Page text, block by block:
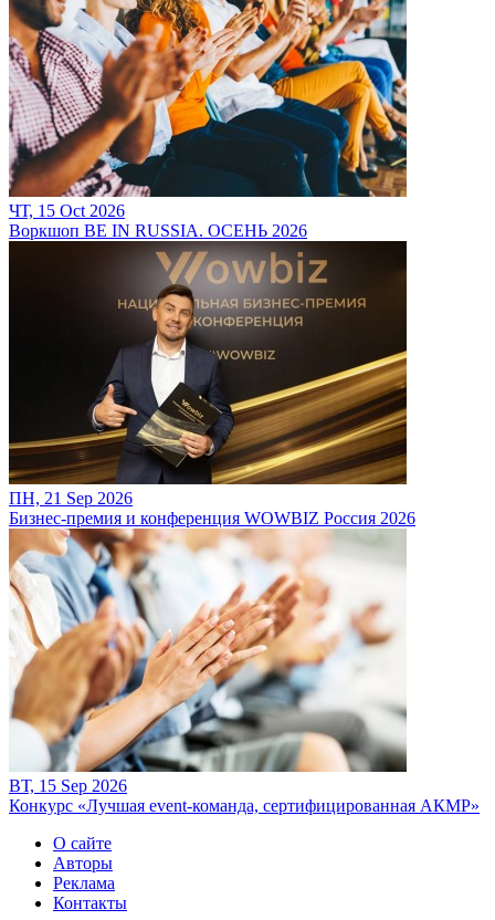
ЧТ, 15 Oct 2026
Воркшоп BE IN RUSSIA. ОСЕНЬ 2026
ПН, 21 Sep 2026
Бизнес-премия и конференция WOWBIZ Россия 2026
ВТ, 15 Sep 2026
Конкурс «Лучшая event-команда, сертифицированная АКМР»
О сайте
Авторы
Реклама
Контакты